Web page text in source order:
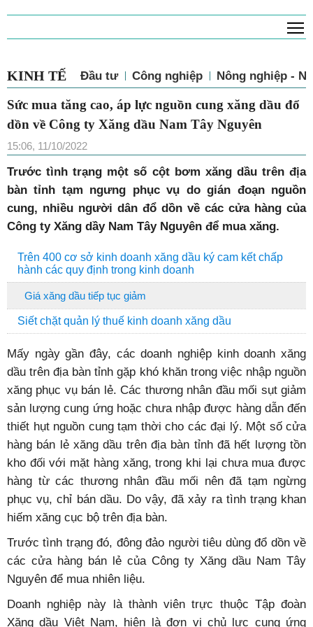
KINH TẾ Đầu tư Công nghiệp Nông nghiệp -
Sức mua tăng cao, áp lực nguồn cung xăng dầu đổ
dồn về Công ty Xăng dầu Nam Tây Nguyên
15:06, 11/10/2022
Trước tình trạng một số cột bơm xăng dầu trên địa
bàn tỉnh tạm ngưng phục vụ do gián đoạn nguồn
cung, nhiều người dân đổ dồn về các cửa hàng của
Công ty Xăng dầy Nam Tây Nguyên để mua xăng.
Trên 400 cơ sở kinh doanh xăng dầu ký cam kết chấp
hành các quy định trong kinh doanh
Giá xăng dầu tiếp tục giảm
Siết chặt quản lý thuế kinh doanh xăng dầu
Mấy ngày gần đây, các doanh nghiệp kinh doanh xăng
dầu trên địa bàn tỉnh gặp khó khăn trong việc nhập nguồn
xăng phục vụ bán lẻ. Các thương nhân đầu mối sụt giảm
sản lượng cung ứng hoặc chưa nhập được hàng dẫn đến
thiết hụt nguồn cung tạm thời cho các đại lý. Một số cửa
hàng bán lẻ xăng dầu trên địa bàn tỉnh đã hết lượng tồn
kho đối với mặt hàng xăng, trong khi lại chưa mua được
hàng từ các thương nhân đầu mối nên đã tạm ngừng
phục vụ, chỉ bán dầu. Do vậy, đã xảy ra tình trạng khan
hiếm xăng cục bộ trên địa bàn.
Trước tình trạng đó, đông đảo người tiêu dùng đổ dồn về
các cửa hàng bán lẻ của Công ty Xăng dầu Nam Tây
Nguyên để mua nhiên liệu.
Doanh nghiệp này là thành viên trực thuộc Tập đoàn
Xăng dầu Việt Nam, hiện là đơn vị chủ lực cung ứng